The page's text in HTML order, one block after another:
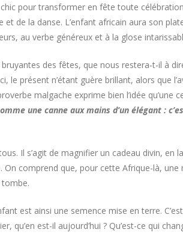
pour transformer en fête toute
de la danse. L’enfant africain aura son
au verbe généreux et à la glose
des fêtes, que nous restera-t-il à
le présent n’étant guère brillant, alors que
malgache exprime bien l’idée qu’une
une canne aux mains d’un élégant :
Il s’agit de magnifier un cadeau divin, en
comprend que, pour cette Afrique-là, une
est ainsi une semence mise en terre.
qu’en est-il aujourd’hui ? Qu’est-ce qui